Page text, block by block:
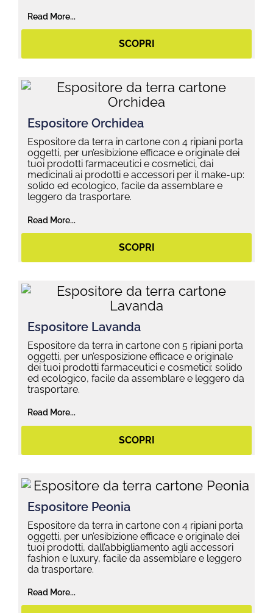
Read More...
SCOPRI
Espositore Orchidea
Espositore da terra in cartone con 4 ripiani porta
oggetti, per un’esibizione efficace e originale dei
tuoi prodotti farmaceutici e cosmetici, dai
medicinali ai prodotti e accessori per il make-up:
solido ed ecologico, facile da assemblare e
leggero da trasportare.
Read More...
SCOPRI
Espositore Lavanda
Espositore da terra in cartone con 5 ripiani porta
oggetti, per un’esposizione efficace e originale
dei tuoi prodotti farmaceutici e cosmetici: solido
ed ecologico, facile da assemblare e leggero da
trasportare.
Read More...
SCOPRI
Espositore Peonia
Espositore da terra in cartone con 4 ripiani porta
oggetti, per un’esibizione efficace e originale dei
tuoi prodotti, dall’abbigliamento agli accessori
fashion e luxury, facile da assemblare e leggero
da trasportare.
Read More...